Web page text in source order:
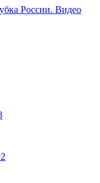
России. Видео